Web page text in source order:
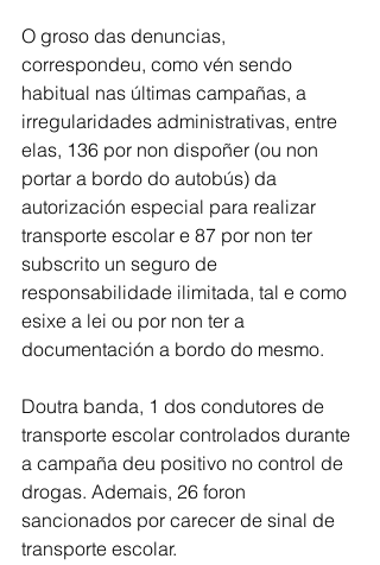
O groso das denuncias,
correspondeu, como vén sendo
habitual nas últimas campañas, a
irregularidades administrativas, entre
elas, 136 por non dispoñer (ou non
portar a bordo do autobús) da
autorización especial para realizar
transporte escolar e 87 por non ter
subscrito un seguro de
responsabilidade ilimitada, tal e como
esixe a lei ou por non ter a
documentación a bordo do mesmo.
Doutra banda, 1 dos condutores de
transporte escolar controlados durante
a campaña deu positivo no control de
drogas. Ademais, 26 foron
sancionados por carecer de sinal de
transporte escolar.